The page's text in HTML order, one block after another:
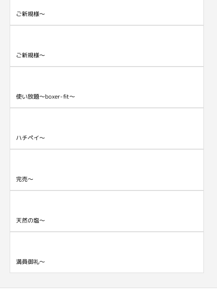
ご新規様～
ご新規様～
使い放題～boxer-fit～
ハチペイ～
完売～
天然の塩～
満員御礼～